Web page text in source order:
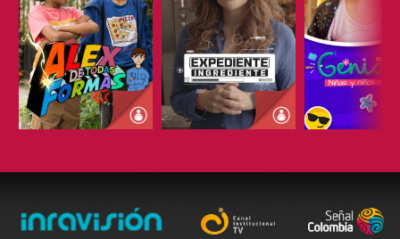
ESCUCHAR ESCUCHAR